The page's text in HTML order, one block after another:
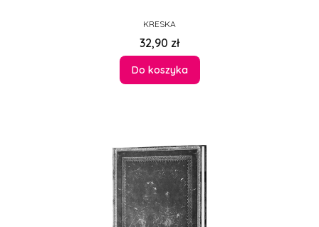
PRODUCENT
KRESKA
Cena
32,90 zł
Do koszyka